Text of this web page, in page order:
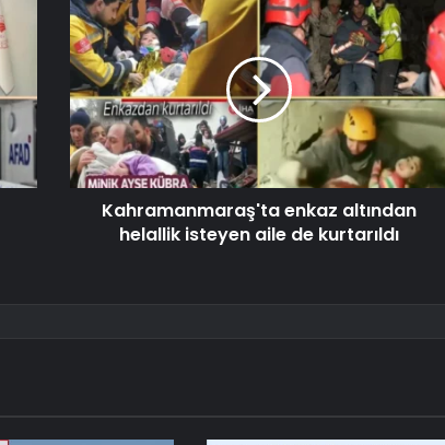
Kahramanmaraş'ta enkaz altından
helallik isteyen aile de kurtarıldı